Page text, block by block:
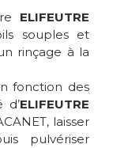
ELIFEUTRE
souples et
rinçage à la
fonction des
d’ELIFEUTRE
laisser
pulvériser